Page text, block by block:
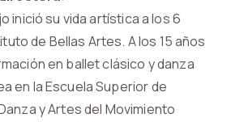
inició su vida artística a los 6
de Bellas Artes. A los 15 años
en ballet clásico y danza
en la Escuela Superior de
y Artes del Movimiento